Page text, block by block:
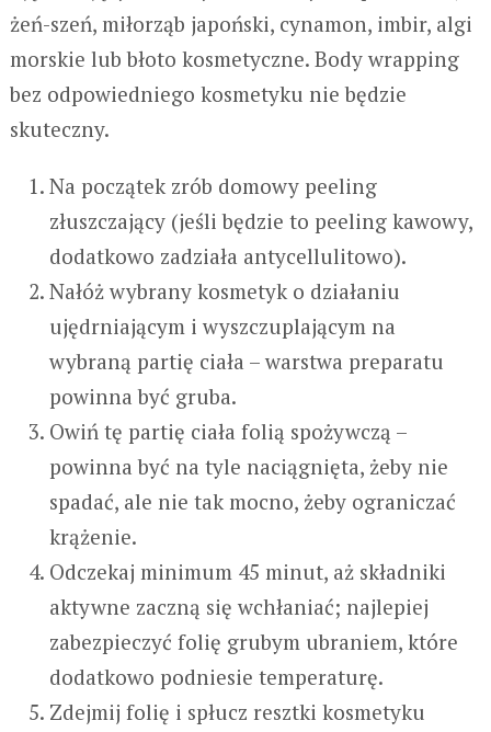
żeń-szeń, miłorząb japoński, cynamon, imbir, algi
morskie lub błoto kosmetyczne. Body wrapping
bez odpowiedniego kosmetyku nie będzie
skuteczny.
Na początek zrób domowy peeling
złuszczający (jeśli będzie to peeling kawowy,
dodatkowo zadziała antycellulitowo).
Nałóż wybrany kosmetyk o działaniu
ujędrniającym i wyszczuplającym na
wybraną partię ciała – warstwa preparatu
powinna być gruba.
Owiń tę partię ciała folią spożywczą –
powinna być na tyle naciągnięta, żeby nie
spadać, ale nie tak mocno, żeby ograniczać
krążenie.
Odczekaj minimum 45 minut, aż składniki
aktywne zaczną się wchłaniać; najlepiej
zabezpieczyć folię grubym ubraniem, które
dodatkowo podniesie temperaturę.
Zdejmij folię i spłucz resztki kosmetyku